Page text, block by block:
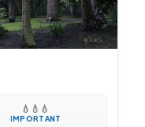
💧 💧 💧
IMPORTANT